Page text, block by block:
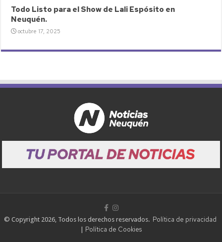
Todo Listo para el Show de Lali Espósito en
Neuquén.
octubre 17, 2025
© Copyright 2026, Todos los derechos reservados. Política de privacidad
| Política de Cookies